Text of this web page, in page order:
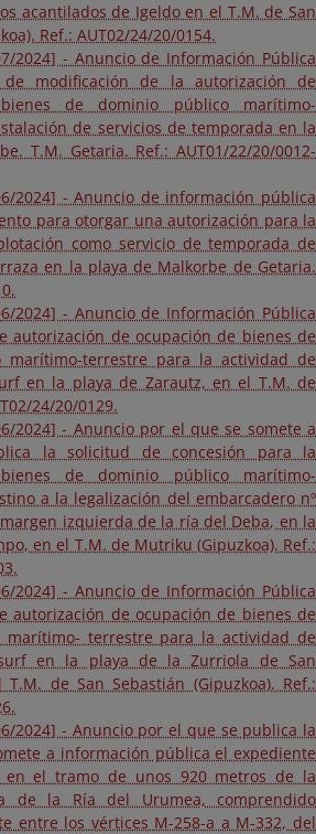
acantilados de Igeldo en el T.M. de San
Ref.: AUT02/24/20/0154.
2024] - Anuncio de Información Pública
modificación de la autorización de
de dominio público marítimo-
de servicios de temporada en la
T.M. Getaria. Ref.: AUT01/22/20/0012-
2024] - Anuncio de información pública
para otorgar una autorización para la
como servicio de temporada de
en la playa de Malkorbe de Getaria.
2024] - Anuncio de Información Pública
autorización de ocupación de bienes de
marítimo-terrestre para la actividad de
en la playa de Zarautz, en el T.M. de
24/20/0129.
2024] - Anuncio por el que se somete a
la solicitud de concesión para la
de dominio público marítimo-
a la legalización del embarcadero nº
izquierda de la ría del Deba, en la
en el T.M. de Mutriku (Gipuzkoa). Ref.:
2024] - Anuncio de Información Pública
autorización de ocupación de bienes de
marítimo- terrestre para la actividad de
en la playa de la Zurriola de San
de San Sebastián (Gipuzkoa). Ref.:
2024] - Anuncio por el que se publica la
a información pública el expediente
en el tramo de unos 920 metros de la
de la Ría del Urumea, comprendido
entre los vértices M-258-a a M-332, del